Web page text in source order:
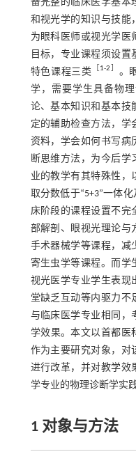
备完整的临床医学基本
和视光学的知识与技能
为眼科医师或视光学医
目标，专业课程须设
特色课程三类
［1-2］ 。
学，需要学生具备物
论、基本知识和基本技
定的辅助检查方法，学
资料，学会如何书写病
断思维方法，为今后学
业的教学有其特殊性，
取分数低于“5+3”一体
床阶段的课程设置不完
部解剖、眼视光理论与
手术器械学等课程，减
寄生虫学等课程。而学
视光医学专业学生表现
堂缺乏互动等内驱力不
与临床医学专业相同，
学效果。本文以首都医
作为主要研究对象，对
进行改革，并对教学效
学专业的物理诊断学实
1 对象与方法